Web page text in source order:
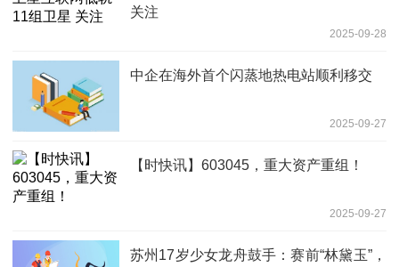
关注
2025-09-28
中企在海外首个闪蒸地热电站顺利移交
2025-09-27
【时快讯】603045，重大资产重组！
2025-09-27
苏州17岁少女龙舟鼓手：赛前“林黛玉”，